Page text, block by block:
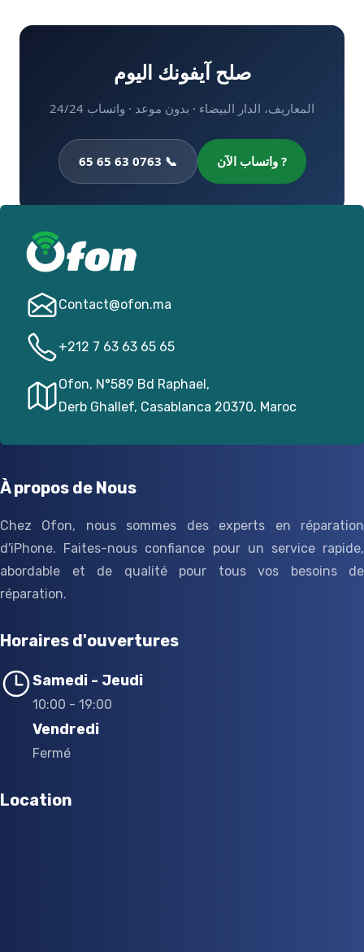
صلح آيفونك اليوم
المعاريف، الدار البيضاء · بدون موعد · واتساب 24/24
? واتساب الآن 📞 0763 63 65 65
Contact@­ofon.ma
+212 7 63 63 65 65
Ofon, N°589 Bd Raphael,
Derb Ghallef, Casablanca 20370, Maroc
À propos de Nous
Chez Ofon, nous sommes des experts en réparation
d'iPhone. Faites-nous confiance pour un service rapide,
abordable et de qualité pour tous vos besoins de
réparation.
Horaires d'ouvertures
Samedi - Jeudi
10:00 - 19:00
Vendredi
Fermé
Location